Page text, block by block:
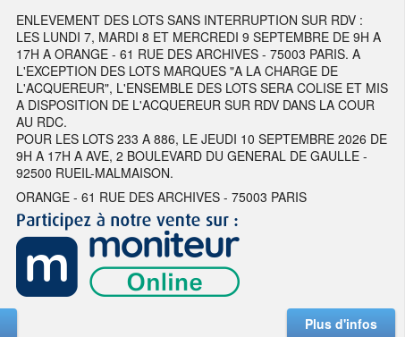
ENLEVEMENT DES LOTS SANS INTERRUPTION SUR RDV :
LES LUNDI 7, MARDI 8 ET MERCREDI 9 SEPTEMBRE DE 9H A
17H A ORANGE - 61 RUE DES ARCHIVES - 75003 PARIS. A
L'EXCEPTION DES LOTS MARQUES "A LA CHARGE DE
L'ACQUEREUR", L'ENSEMBLE DES LOTS SERA COLISE ET MIS
A DISPOSITION DE L'ACQUEREUR SUR RDV DANS LA COUR
AU RDC.
POUR LES LOTS 233 A 886, LE JEUDI 10 SEPTEMBRE 2026 DE
9H A 17H A AVE, 2 BOULEVARD DU GENERAL DE GAULLE -
92500 RUEIL-MALMAISON.
ORANGE - 61 RUE DES ARCHIVES - 75003 PARIS
Plus d'infos